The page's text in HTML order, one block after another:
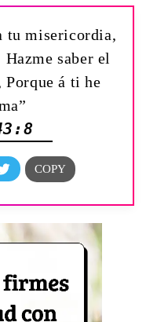
tu misericordia,
saber el
Porque á ti he